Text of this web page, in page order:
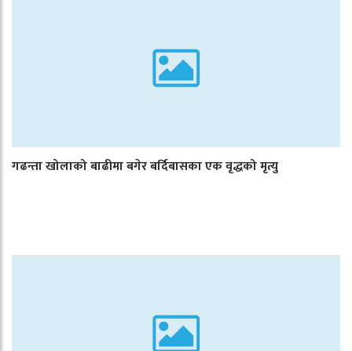
गढन्ता खोलाको बाढीमा बगेर बर्दिबासका एक वृद्धको मृत्यु